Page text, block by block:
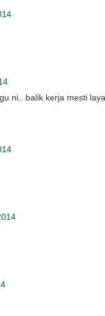
ni.. balik kerja mesti